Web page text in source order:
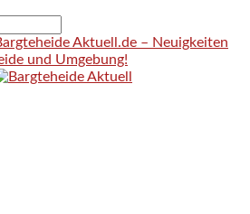
Aktuell.de – Neuigkeiten
und Umgebung!